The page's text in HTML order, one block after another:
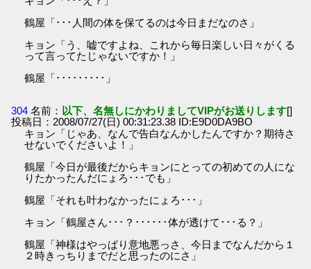
鶴屋「･･･人間の体を保てるのは今日まだなのさ」
キョン「う、嘘ですよね、これから毎日楽しい日々がくる
って言ってたじゃないですか！」
鶴屋「･････････」
304 名前： 以下、名無しにかわりましてVIPがお送りします[]
投稿日：2008/07/27(日) 00:31:23.38 ID:E9D0DA9BO
キョン「じゃあ、なんで告白なんかしたんですか？期待さ
せないでくださいよ！」
鶴屋「今日が最後だからキョンにとっての初めての人にな
りたかったんだにょろ･･･でも」
鶴屋「それも叶わなかったにょろ･･･」
キョン「鶴屋さん･･･？･･････体が透けて･･･る？」
鶴屋「神様はやっぱり意地悪っさ、今日までなんだから１
２時きっちりまでだと思ったのにさ」